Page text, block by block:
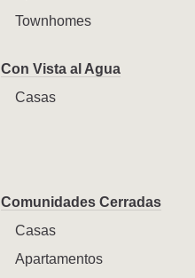
Townhomes
Con Vista al Agua
Casas
Comunidades Cerradas
Casas
Apartamentos